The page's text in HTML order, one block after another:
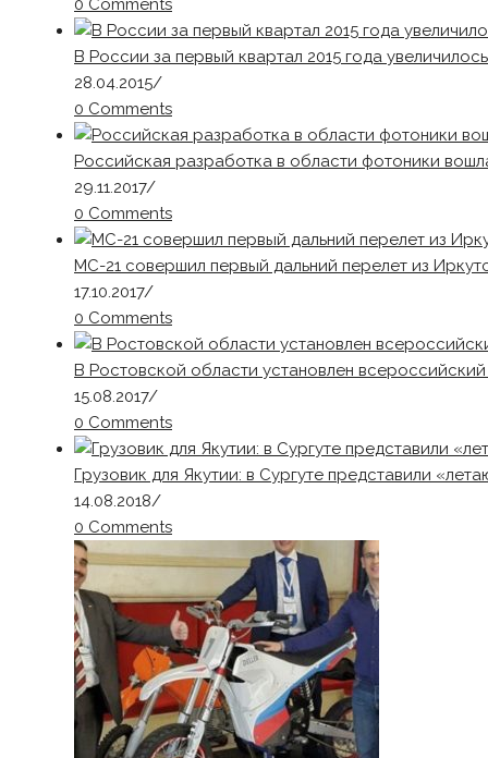
0 Comments
В России за первый квартал 2015 года
28.04.2015/
0 Comments
Российская разработка в области фотоники
29.11.2017/
0 Comments
МС-21 совершил первый дальний перелет из
17.10.2017/
0 Comments
В Ростовской области установлен
15.08.2017/
0 Comments
Грузовик для Якутии: в Сургуте представили
14.08.2018/
0 Comments